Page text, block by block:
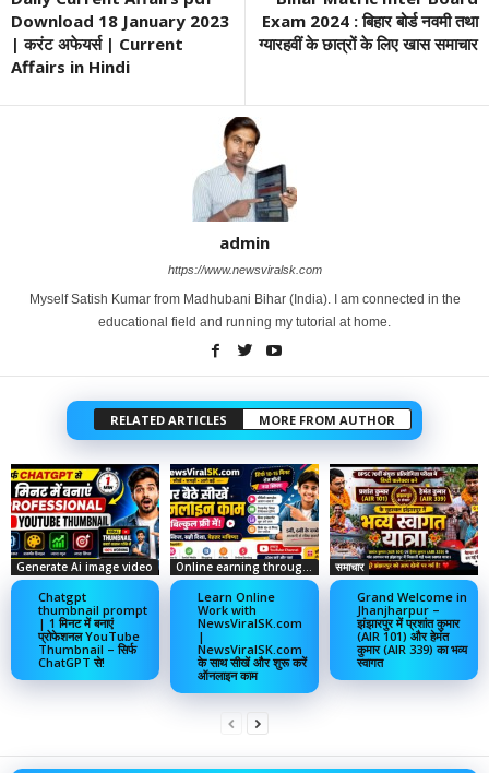
Download 18 January 2023
| करंट अफेयर्स | Current
Affairs in Hindi
Exam 2024 : बिहार बोर्ड नवमी तथा
ग्यारहवीं के छात्रों के लिए खास समाचार
admin
https://www.newsviralsk.com
Myself Satish Kumar from Madhubani Bihar (India). I am connected in the
educational field and running my tutorial at home.
RELATED ARTICLES MORE FROM AUTHOR
Generate Ai image video
Chatgpt
thumbnail prompt
| 1 मिनट में बनाएं
प्रोफेशनल YouTube
Thumbnail – सिर्फ
ChatGPT से!
Online earning through social media
Learn Online
Work with
NewsViralSK.com
|
NewsViralSK.com
के साथ सीखें और शुरू करें
ऑनलाइन काम
समाचार
Grand Welcome in
Jhanjharpur –
झंझारपुर में प्रशांत कुमार
(AIR 101) और हेमंत
कुमार (AIR 339) का भव्य
स्वागत